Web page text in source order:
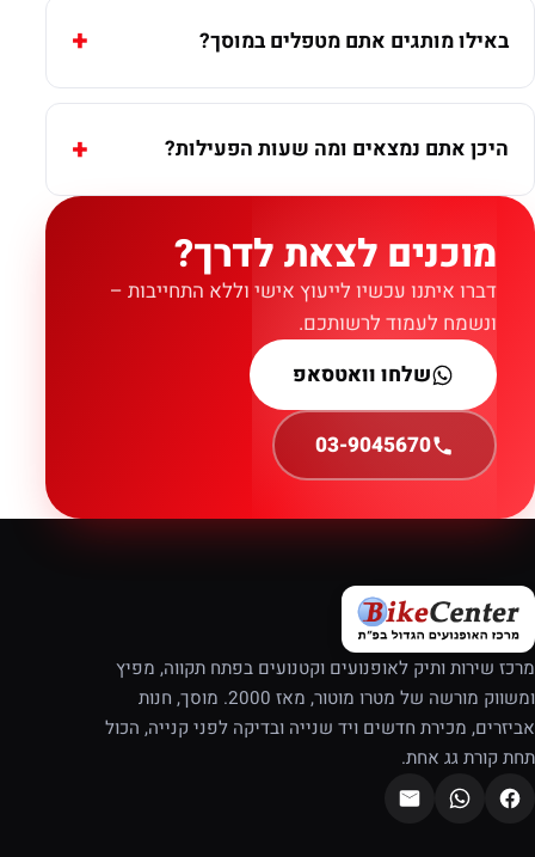
באילו מותגים אתם מטפלים במוסך?
היכן אתם נמצאים ומה שעות הפעילות?
מוכנים לצאת לדרך?
דברו איתנו עכשיו לייעוץ אישי וללא התחייבות –
ונשמח לעמוד לרשותכם.
שלחו וואטסאפ
03-9045670
מרכז שירות ותיק לאופנועים וקטנועים בפתח תקווה, מפיץ
ומשווק מורשה של מטרו מוטור, מאז 2000. מוסך, חנות
אביזרים, מכירת חדשים ויד שנייה ובדיקה לפני קנייה, הכול
תחת קורת גג אחת.